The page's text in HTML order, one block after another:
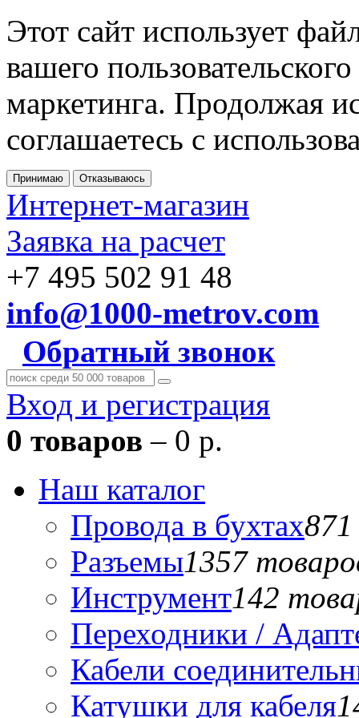
Этот сайт использует
вашего
маркетинга. Продолжая
соглашаетесь с
Принимаю Отказываюсь
Интернет-магазин
Заявка на расчет
+7 495 502 91 48
info@1000-metrov.com
Обратный звонок
Вход и регистрация
0 товаров – 0 р.
Наш каталог
Провода в бухтах
Разъемы1357
Инструмент142
Переходники /
Кабели
Катушки для кабеля